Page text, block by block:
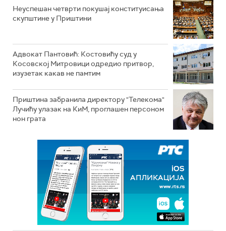
Неуспешан четврти покушај конституисања
скупштине у Приштини
Адвокат Пантовић: Костовићу суд у
Косовској Митровици одредио притвор,
изузетак какав не памтим
Приштина забранила директору "Телекома"
Лучићу улазак на КиМ, проглашен персоном
нон грата